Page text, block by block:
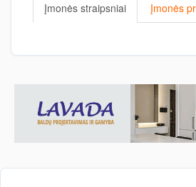
Įmonės straipsniai Įmonės